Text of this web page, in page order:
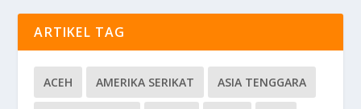
ARTIKEL TAG
ACEH AMERIKA SERIKAT ASIA TENGGARA